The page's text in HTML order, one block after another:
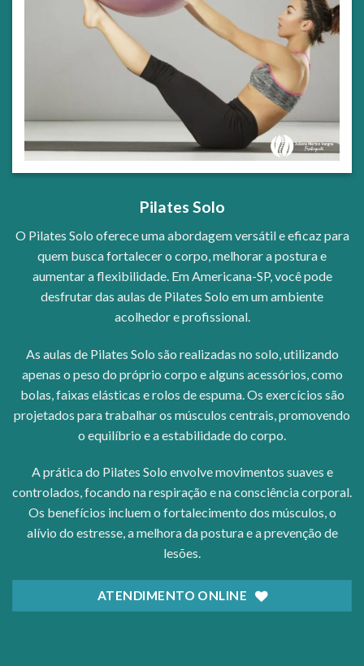
Pilates Solo
O Pilates Solo oferece uma abordagem versátil e eficaz para
quem busca fortalecer o corpo, melhorar a postura e
aumentar a flexibilidade. Em Americana-SP, você pode
desfrutar das aulas de Pilates Solo em um ambiente
acolhedor e profissional.
As aulas de Pilates Solo são realizadas no solo, utilizando
apenas o peso do próprio corpo e alguns acessórios, como
bolas, faixas elásticas e rolos de espuma. Os exercícios são
projetados para trabalhar os músculos centrais, promovendo
o equilíbrio e a estabilidade do corpo.
A prática do Pilates Solo envolve movimentos suaves e
controlados, focando na respiração e na consciência corporal.
Os benefícios incluem o fortalecimento dos músculos, o
alívio do estresse, a melhora da postura e a prevenção de
lesões.
ATENDIMENTO ONLINE